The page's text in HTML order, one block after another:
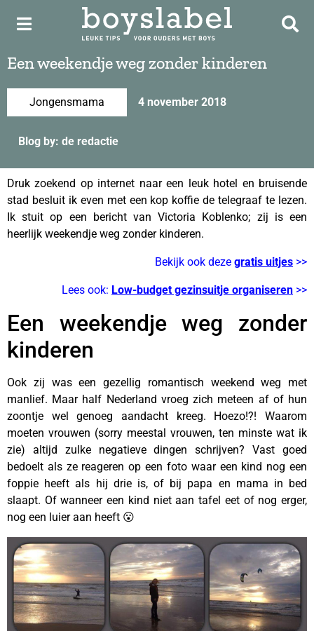
Een weekendje weg zonder kinderen
Jongensmama 4 november 2018
Blog by: de redactie
Druk zoekend op internet naar een leuk hotel en bruisende
stad besluit ik even met een kop koffie de telegraaf te lezen.
Ik stuit op een bericht van Victoria Koblenko; zij is een
heerlijk weekendje weg zonder kinderen.
Bekijk ook deze gratis uitjes >>
Lees ook: Low-budget gezinsuitje organiseren >>
Een weekendje weg zonder
kinderen
Ook zij was een gezellig romantisch weekend weg met
manlief. Maar half Nederland vroeg zich meteen af of hun
zoontje wel genoeg aandacht kreeg. Hoezo!?! Waarom
moeten vrouwen (sorry meestal vrouwen, ten minste wat ik
zie) altijd zulke negatieve dingen schrijven? Vast goed
bedoelt als ze reageren op een foto waar een kind nog een
foppie heeft als hij drie is, of bij papa en mama in bed
slaapt. Of wanneer een kind niet aan tafel eet of nog erger,
nog een luier aan heeft 😮